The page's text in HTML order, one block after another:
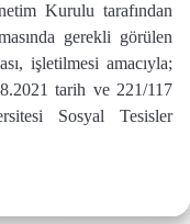
Kurulu tarafından
gerekli görülen
işletilmesi amacıyla;
tarih ve 221/117
Sosyal Tesisler